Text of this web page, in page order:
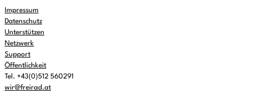
Impressum
Datenschutz
Unterstützen
Netzwerk
Support
Öffentlichkeit
Tel. +43(0)512 560291
wir@freirad.at